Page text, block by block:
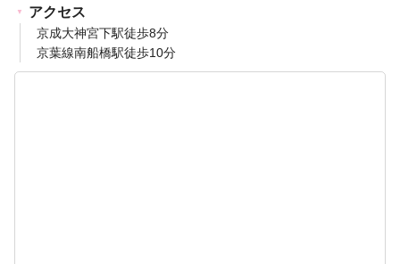
アクセス
京成大神宮下駅徒歩8分
京葉線南船橋駅徒歩10分